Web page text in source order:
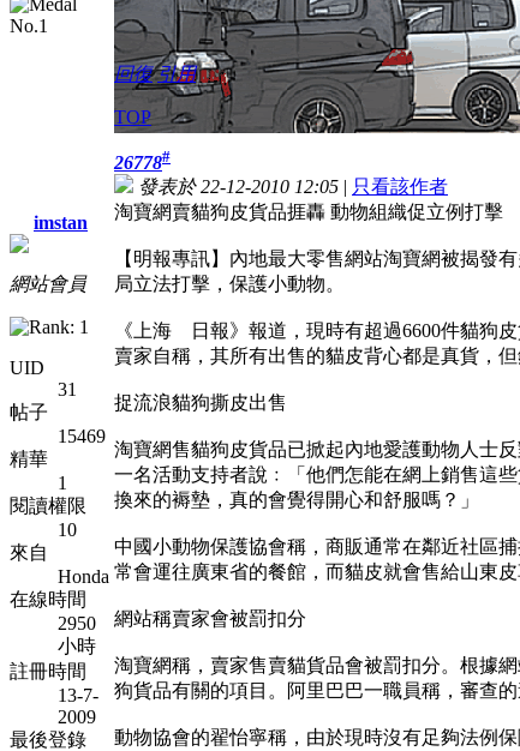
回復 引用
TOP
imstan
網站會員
UID
31
帖子
15469
精華
1
閱讀權限
10
來自
Honda
在線時間
2950
小時
註冊時間
13-7-
2009
最後登錄
26778#
發表於 22-12-2010 12:05 | 只看該作者
淘寶網賣貓狗皮貨品捱轟 動物組織促立例打擊
【明報專訊】內地最大零售網站淘寶網被揭發
局立法打擊，保護小動物。
《上海 日報》報道，現時有超過6600件貓狗
賣家自稱，其所有出售的貓皮背心都是真貨，
捉流浪貓狗撕皮出售
淘寶網售貓狗皮貨品已掀起內地愛護動物人士
一名活動支持者說﹕「他們怎能在網上銷售這
換來的褥墊，真的會覺得開心和舒服嗎？」
中國小動物保護協會稱，商販通常在鄰近社區
常會運往廣東省的餐館，而貓皮就會售給山東皮
網站稱賣家會被罰扣分
淘寶網稱，賣家售賣貓貨品會被罰扣分。根據
狗貨品有關的項目。阿里巴巴一職員稱，審查
動物協會的翟怡寧稱，由於現時沒有足夠法例